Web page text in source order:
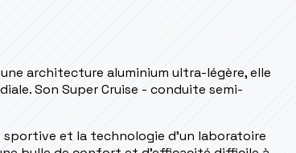
architecture aluminium ultra-légère, elle
Son Super Cruise - conduite semi-
sportive et la technologie d'un laboratoire